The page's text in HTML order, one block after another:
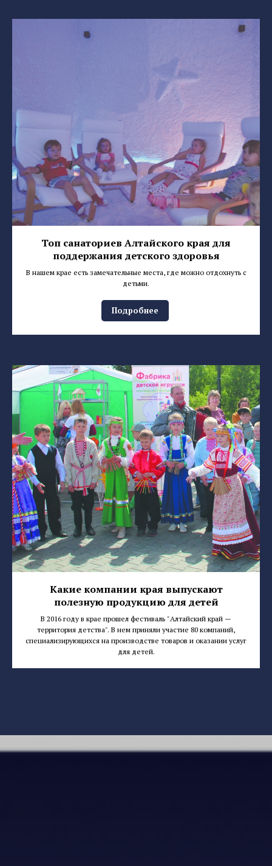
Топ санаториев Алтайского края для
поддержания детского здоровья
В нашем крае есть замечательные места, где можно отдохнуть с
детьми.
Подробнее
Какие компании края выпускают
полезную продукцию для детей
В 2016 году в крае прошел фестиваль "Алтайский край —
территория детства". В нем приняли участие 80 компаний,
специализирующихся на производстве товаров и оказании услуг
для детей.